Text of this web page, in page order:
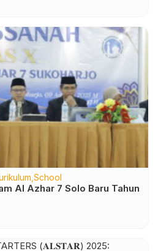
School
Al Azhar 7 Solo Baru Tahun